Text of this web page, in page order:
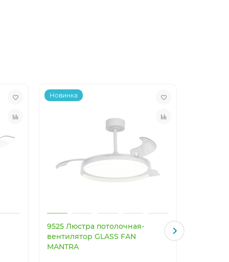
Новинка
9525 Люстра потолочная-
вентилятор GLASS FAN
MANTRA